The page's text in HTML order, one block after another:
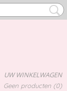
UW WINKELWAGEN
Geen producten (0)